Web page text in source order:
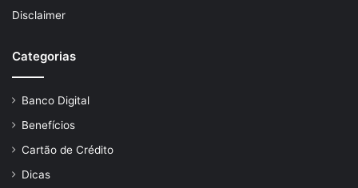
Disclaimer
Categorias
Banco Digital
Benefícios
Cartão de Crédito
Dicas